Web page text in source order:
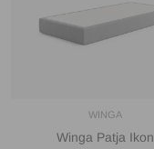
WINGA
Winga Patja Ikon